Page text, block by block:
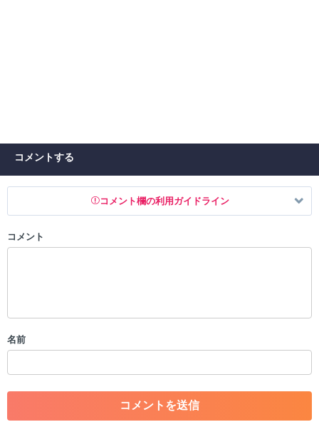
コメントする
コメント欄の利用ガイドライン
以下の書き込みを禁止とし、場合によってはコメント削除や書き込み制
・一度削除された投稿を再び投稿すること
・アカウントの売買など金銭が絡む内容の投稿
・各ゲームのネタバレを含む内容の投稿
・その他、管理者が不適切と判断した投稿
コメント
名前